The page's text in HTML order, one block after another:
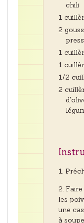
chili
1
2
1
1
1/2
2
les
une
à